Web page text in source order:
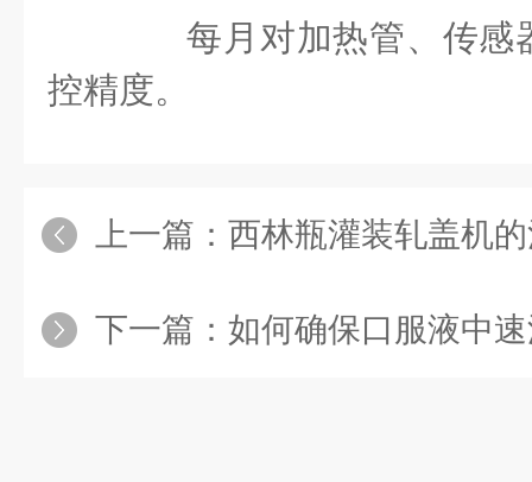
每月对加热管、传感
控精度。
上一篇： 西林瓶灌装轧盖机的清
下一篇： 如何确保口服液中速灌装